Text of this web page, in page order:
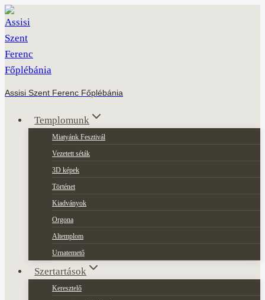
Skip
to
content
Assisi Szent Ferenc Főplébánia
Templomunk
Miatyánk Fesztivál
Vezetett séták
3D képek
Történet
Kiadványok
Orgona
Altemplom
Urnatemető
Szertartások
Keresztelő